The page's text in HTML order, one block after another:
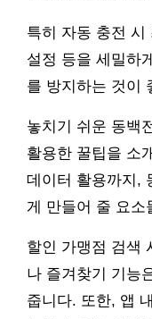
특히 자동 충전 시
설정 등을 세밀하
를 방지하는 것이
놓치기 쉬운 동백
활용한 꿀팁을 소
데이터 활용까지,
게 만들어 줄 요소
할인 가맹점 검색
나 즐겨찾기 기능
줍니다. 또한, 앱